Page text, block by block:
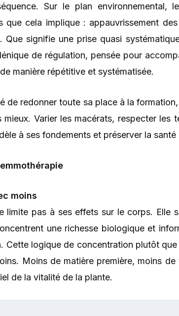
Sur le plan environnemental,
que cela implique : appauvrissement
Que signifie une prise quasi
de régulation, pensée pour
manière répétitive et systématisée.
de redonner toute sa place à la
Varier les macérats, respecter les
à ses fondements et préserver la santé
moins
limite pas à ses effets sur le corps. Elle
une richesse biologique et
Cette logique de concentration plutôt
Moins de matière première, moins
de la vitalité de la plante.